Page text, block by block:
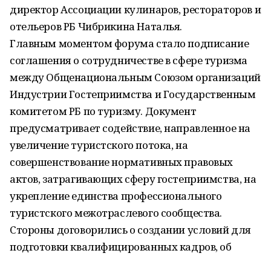
директор Ассоциации кулинаров, рестораторов и
отельеров РБ Чибрикина Наталья.
Главным моментом форума стало подписание
соглашения о сотрудничестве в сфере туризма
между Общенациональным Союзом организаций
Индустрии Гостеприимства и Государственным
комитетом РБ по туризму. Документ
предусматривает содействие, направленное на
увеличение туристского потока, на
совершенствование нормативных правовых
актов, затрагивающих сферу гостеприимства, на
укрепление единства профессионального
туристского межотраслевого сообщества.
Стороны договорились о создании условий для
подготовки квалифицированных кадров, об